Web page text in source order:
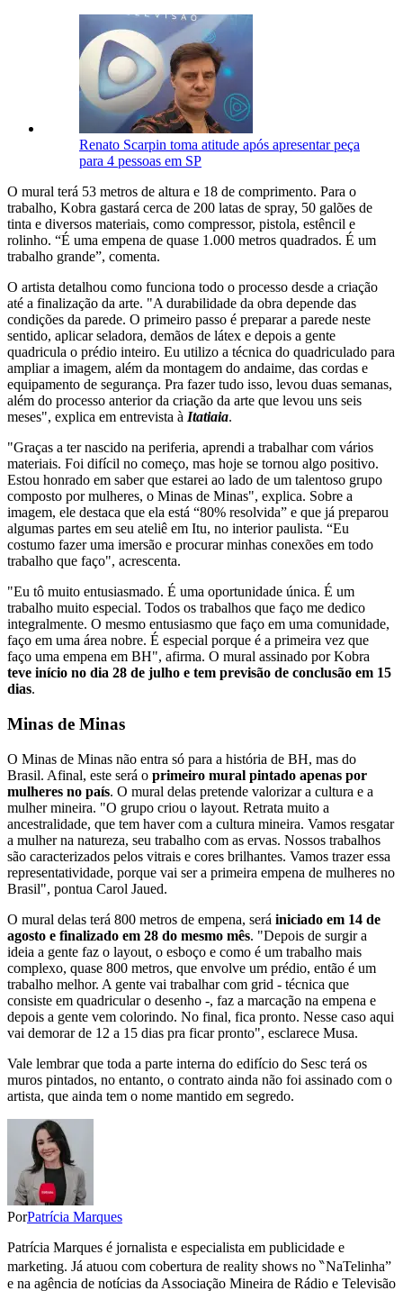
Renato Scarpin toma atitude após apresentar peça
para 4 pessoas em SP
O mural terá 53 metros de altura e 18 de comprimento. Para o
trabalho, Kobra gastará cerca de 200 latas de spray, 50 galões de
tinta e diversos materiais, como compressor, pistola, estêncil e
rolinho. “É uma empena de quase 1.000 metros quadrados. É um
trabalho grande”, comenta.
O artista detalhou como funciona todo o processo desde a criação
até a finalização da arte. "A durabilidade da obra depende das
condições da parede. O primeiro passo é preparar a parede neste
sentido, aplicar seladora, demãos de látex e depois a gente
quadricula o prédio inteiro. Eu utilizo a técnica do quadriculado para
ampliar a imagem, além da montagem do andaime, das cordas e
equipamento de segurança. Pra fazer tudo isso, levou duas semanas,
além do processo anterior da criação da arte que levou uns seis
meses", explica em entrevista à Itatiaia.
"Graças a ter nascido na periferia, aprendi a trabalhar com vários
materiais. Foi difícil no começo, mas hoje se tornou algo positivo.
Estou honrado em saber que estarei ao lado de um talentoso grupo
composto por mulheres, o Minas de Minas", explica. Sobre a
imagem, ele destaca que ela está “80% resolvida” e que já preparou
algumas partes em seu ateliê em Itu, no interior paulista. “Eu
costumo fazer uma imersão e procurar minhas conexões em todo
trabalho que faço", acrescenta.
"Eu tô muito entusiasmado. É uma oportunidade única. É um
trabalho muito especial. Todos os trabalhos que faço me dedico
integralmente. O mesmo entusiasmo que faço em uma comunidade,
faço em uma área nobre. É especial porque é a primeira vez que
faço uma empena em BH", afirma. O mural assinado por Kobra
teve início no dia 28 de julho e tem previsão de conclusão em 15
dias.
Minas de Minas
O Minas de Minas não entra só para a história de BH, mas do
Brasil. Afinal, este será o primeiro mural pintado apenas por
mulheres no país. O mural delas pretende valorizar a cultura e a
mulher mineira. "O grupo criou o layout. Retrata muito a
ancestralidade, que tem haver com a cultura mineira. Vamos resgatar
a mulher na natureza, seu trabalho com as ervas. Nossos trabalhos
são caracterizados pelos vitrais e cores brilhantes. Vamos trazer essa
representatividade, porque vai ser a primeira empena de mulheres no
Brasil", pontua Carol Jaued.
O mural delas terá 800 metros de empena, será iniciado em 14 de
agosto e finalizado em 28 do mesmo mês. "Depois de surgir a
ideia a gente faz o layout, o esboço e como é um trabalho mais
complexo, quase 800 metros, que envolve um prédio, então é um
trabalho melhor. A gente vai trabalhar com grid - técnica que
consiste em quadricular o desenho -, faz a marcação na empena e
depois a gente vem colorindo. No final, fica pronto. Nesse caso aqui
vai demorar de 12 a 15 dias pra ficar pronto", esclarece Musa.
Vale lembrar que toda a parte interna do edifício do Sesc terá os
muros pintados, no entanto, o contrato ainda não foi assinado com o
artista, que ainda tem o nome mantido em segredo.
PorPatrícia Marques
Patrícia Marques é jornalista e especialista em publicidade e
marketing. Já atuou com cobertura de reality shows no ‶NaTelinha”
e na agência de notícias da Associação Mineira de Rádio e Televisão